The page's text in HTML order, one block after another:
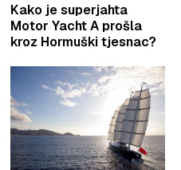
Kako je superjahta
Motor Yacht A prošla
kroz Hormuški tjesnac?